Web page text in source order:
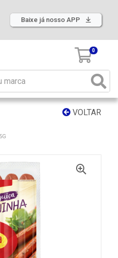
Baixe já nosso APP
0
VOLTAR